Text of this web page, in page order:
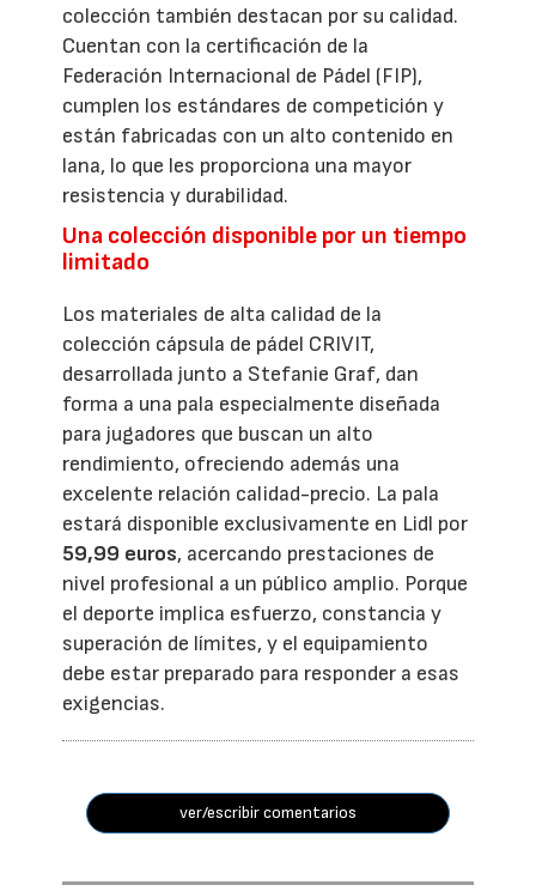
colección también destacan por su calidad.
Cuentan con la certificación de la
Federación Internacional de Pádel (FIP),
cumplen los estándares de competición y
están fabricadas con un alto contenido en
lana, lo que les proporciona una mayor
resistencia y durabilidad.
Una colección disponible por un tiempo
limitado
Los materiales de alta calidad de la
colección cápsula de pádel CRIVIT,
desarrollada junto a Stefanie Graf, dan
forma a una pala especialmente diseñada
para jugadores que buscan un alto
rendimiento, ofreciendo además una
excelente relación calidad-precio. La pala
estará disponible exclusivamente en Lidl por
59,99 euros, acercando prestaciones de
nivel profesional a un público amplio. Porque
el deporte implica esfuerzo, constancia y
superación de límites, y el equipamiento
debe estar preparado para responder a esas
exigencias.
ver/escribir comentarios